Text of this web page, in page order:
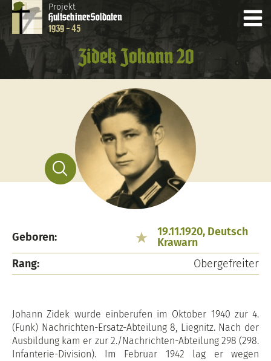
Projekt
HultschinerSoldaten
1939 - 45
Zidek Johann 20
Geboren:
19.11.1920, Deutsch
Krawarn
Rang:
Obergefreiter
Johann Zidek wurde einberufen im Oktober 1940 zur 4.
(Funk) Nachrichten-Ersatz-Abteilung 8, Liegnitz. Nach der
Ausbildung kam er zur 2./Nachrichten-Abteilung 298 (298.
Infanterie-Division). Im Februar 1942 lag er wegen